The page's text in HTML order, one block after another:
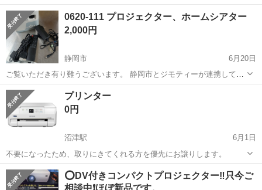
観に目立つ汚れがあります ・本体表面の使用感が強めです 【動作につ
いて】 ・映像は綺麗に映りますが、中央部分コントラストが薄いで
す。 ・HDM...
静岡 沼津市 プロジェクター、ホームシアター
0620-111 プロジェクター、ホームシアター
2,000円
静岡市
6月20日
ご覧いただき有り難うございます。 静岡市とジモティーが連携して運
営しています。 粗⼤ごみ等の減量を⽬的に、まだ使えるものをリユー
スしています。 ★★★★★ ご自宅にある不要品を是非ジモティースポ
ットへお持...
静岡 プロジェクター、ホームシアター
プリンター
0円
沼津駅
6月1日
不要になったため、取りにきてくれる方を優先にお譲りします。
静岡 沼津市 沼津駅 プロジェクター、ホームシアター
⭕️DV付きコンパクトプロジェクター‼只今ご
相談中❗️️ほぼ新品です。